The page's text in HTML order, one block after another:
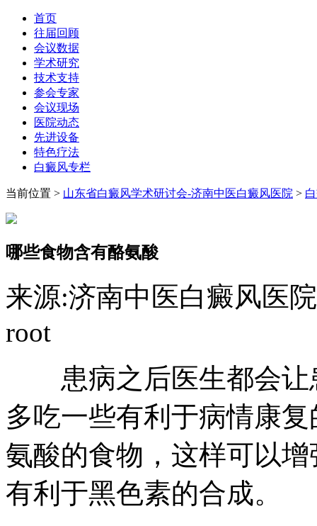
首页
往届回顾
会议数据
学术研究
技术支持
参会专家
会议现场
医院动态
先进设备
特色疗法
白癜风专栏
当前位置 > 山东省白癜风学术研讨会-济南中医白癜风医院 >
哪些食物含有酪氨酸
来源:济南中医白癜风医院
root
患病之后医生都会让
多吃一些有利于病情康
氨酸的食物，这样可以
有利于黑色素的合成。